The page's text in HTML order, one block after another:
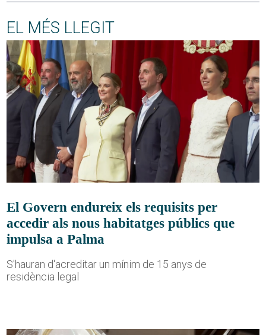
EL MÉS LLEGIT
El Govern endureix els requisits per
accedir als nous habitatges públics que
impulsa a Palma
S'hauran d'acreditar un mínim de 15 anys de
residència legal